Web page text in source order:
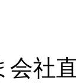
会社